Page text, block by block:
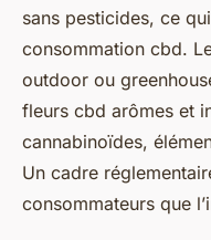
sans pesticides, ce
consommation cbd.
outdoor ou
fleurs cbd arômes et
cannabinoïdes,
Un cadre
consommateurs que